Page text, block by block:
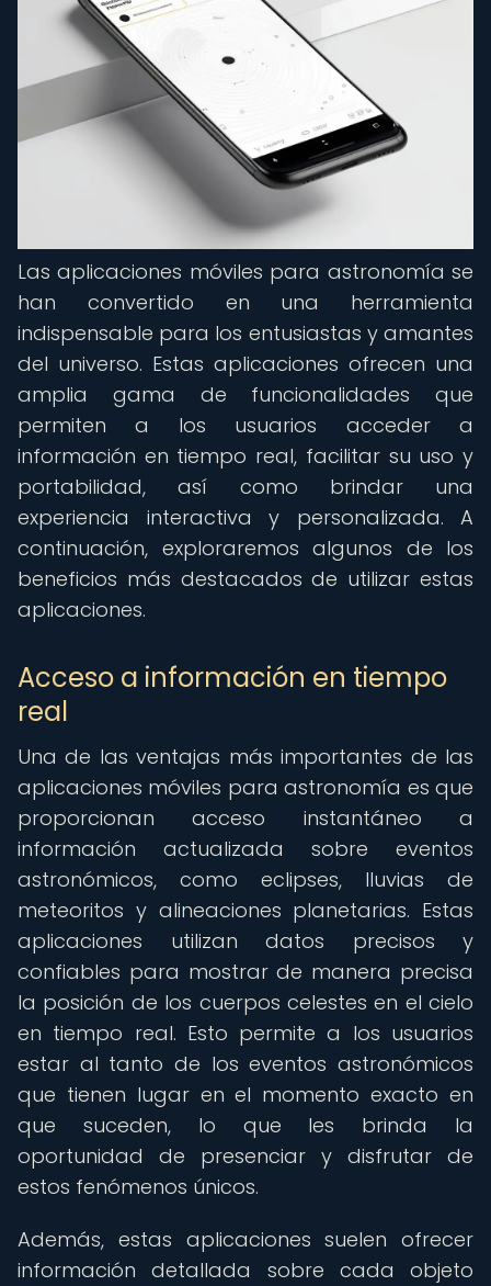
Las aplicaciones móviles para astronomía se
han convertido en una herramienta
indispensable para los entusiastas y amantes
del universo. Estas aplicaciones ofrecen una
amplia gama de funcionalidades que
permiten a los usuarios acceder a
información en tiempo real, facilitar su uso y
portabilidad, así como brindar una
experiencia interactiva y personalizada. A
continuación, exploraremos algunos de los
beneficios más destacados de utilizar estas
aplicaciones.
Acceso a información en tiempo
real
Una de las ventajas más importantes de las
aplicaciones móviles para astronomía es que
proporcionan acceso instantáneo a
información actualizada sobre eventos
astronómicos, como eclipses, lluvias de
meteoritos y alineaciones planetarias. Estas
aplicaciones utilizan datos precisos y
confiables para mostrar de manera precisa
la posición de los cuerpos celestes en el cielo
en tiempo real. Esto permite a los usuarios
estar al tanto de los eventos astronómicos
que tienen lugar en el momento exacto en
que suceden, lo que les brinda la
oportunidad de presenciar y disfrutar de
estos fenómenos únicos.
Además, estas aplicaciones suelen ofrecer
información detallada sobre cada objeto